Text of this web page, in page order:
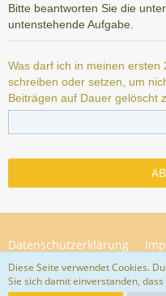
Bitte beantworten Sie die
untenstehende Aufgabe.
Was darf ich in meinen
schreiben oder setzen, um
Beiträgen auf Dauer gelöscht
Datenschutzerklärung
Diese Seite verwendet Cookies.
Sie sich damit einverstanden,